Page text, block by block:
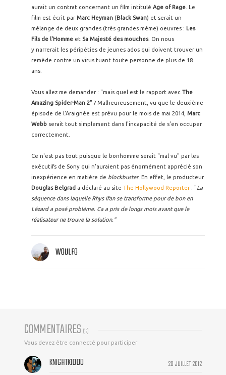
aurait un contrat concernant un film intitulé Age of Rage . Le
film est écrit parMarc Heyman (Black Swan) et serait un
mélange de deux grandes (très grandes même) oeuvres : Les
Fils de l'Homme et Sa Majesté des mouches. On nous
y narrerait les péripéties de jeunes ados qui doivent trouver un
remède contre un virus tuant toute personne de plus de 18
ans.
Vous allez me demander : "mais quel est le rapport avec The
Amazing Spider-Man 2" ? Malheureusement, vu que le deuxième
épisode de l'Araignée est prévu pour le mois de mai 2014, Marc
Webb serait tout simplement dans l'incapacité de s'en occuper
correctement.
Ce n'est pas tout puisque le bonhomme serait "mal vu" par les
exécutifs de Sony qui n'auraient pas énormément apprécié son
inexpérience en matière de blockbuster. En effet, le producteur
Douglas Belgrad a déclaré au site The Hollywood Reporter: "La
séquence dans laquelle Rhys Ifan se transforme pour de bon en
Lézard a posé problème. Ca a pris de longs mois avant que le
réalisateur ne trouve la solution."
WOULFO
COMMENTAIRES (13)
Vous devez être connecté pour participer
20 JUILLET 2012
KNIGHTKIDDO